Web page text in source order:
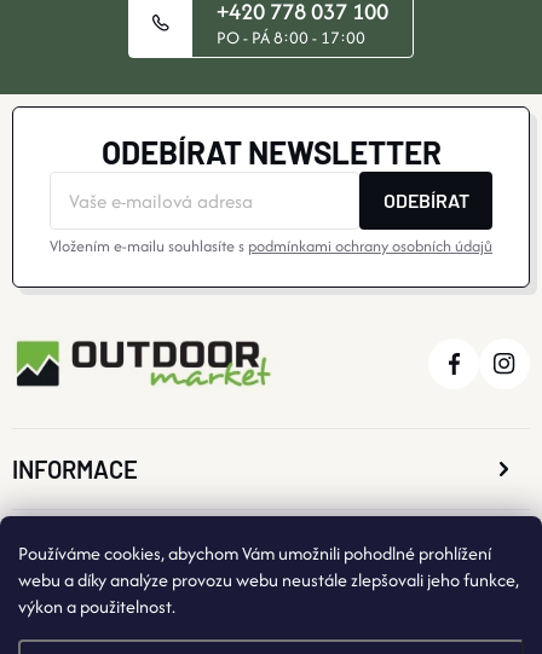
Používáme cookies, abychom Vám umožnili pohodlné prohlížení
webu a díky analýze provozu webu neustále zlepšovali jeho funkce,
výkon a použitelnost.
+420 778 037 100
PO - PÁ 8:00 - 17:00
ODEBÍRAT NEWSLETTER
ODEBÍRAT
Vložením e-mailu souhlasíte s podmínkami ochrany osobních údajů
INFORMACE
O NÁKUPU